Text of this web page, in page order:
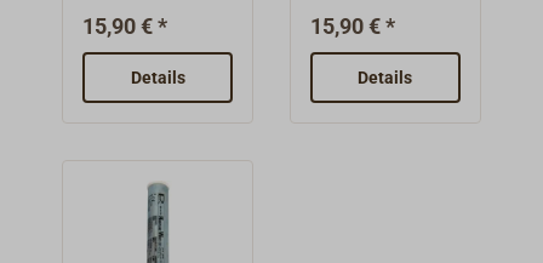
Abgabe nur an
Personen über
18 Jahre.Rote
Handfackel.
zum wirksamen
Erregen von
Aufmerksamkeit
15,90 € *
Details
Abgabe nur an
Personen über
18 Jahre.Rote
Handfackel.
15,90 € *
Details